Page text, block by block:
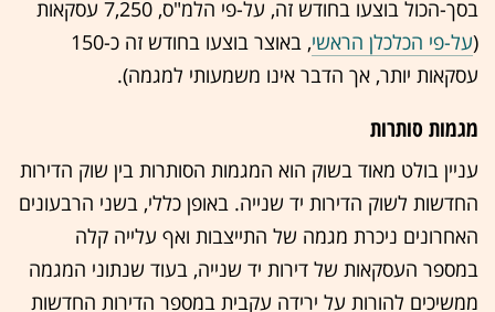
בסך-הכול בוצעו בחודש זה, על-פי הלמ"ס, 7,250 עסקאות
(על-פי הכלכלן הראשי
, באוצר בוצעו בחודש זה כ-150
עסקאות יותר, אך הדבר אינו משמעותי למגמה).
מגמות סותרות
עניין בולט מאוד בשוק הוא המגמות הסותרות בין שוק הדירות
החדשות לשוק הדירות יד שנייה. באופן כללי, בשני הרבעונים
האחרונים ניכרת מגמה של התייצבות ואף עלייה קלה
במספר העסקאות של דירות יד שנייה, בעוד שנתוני המגמה
ממשיכים להורות על ירידה עקבית במספר הדירות החדשות